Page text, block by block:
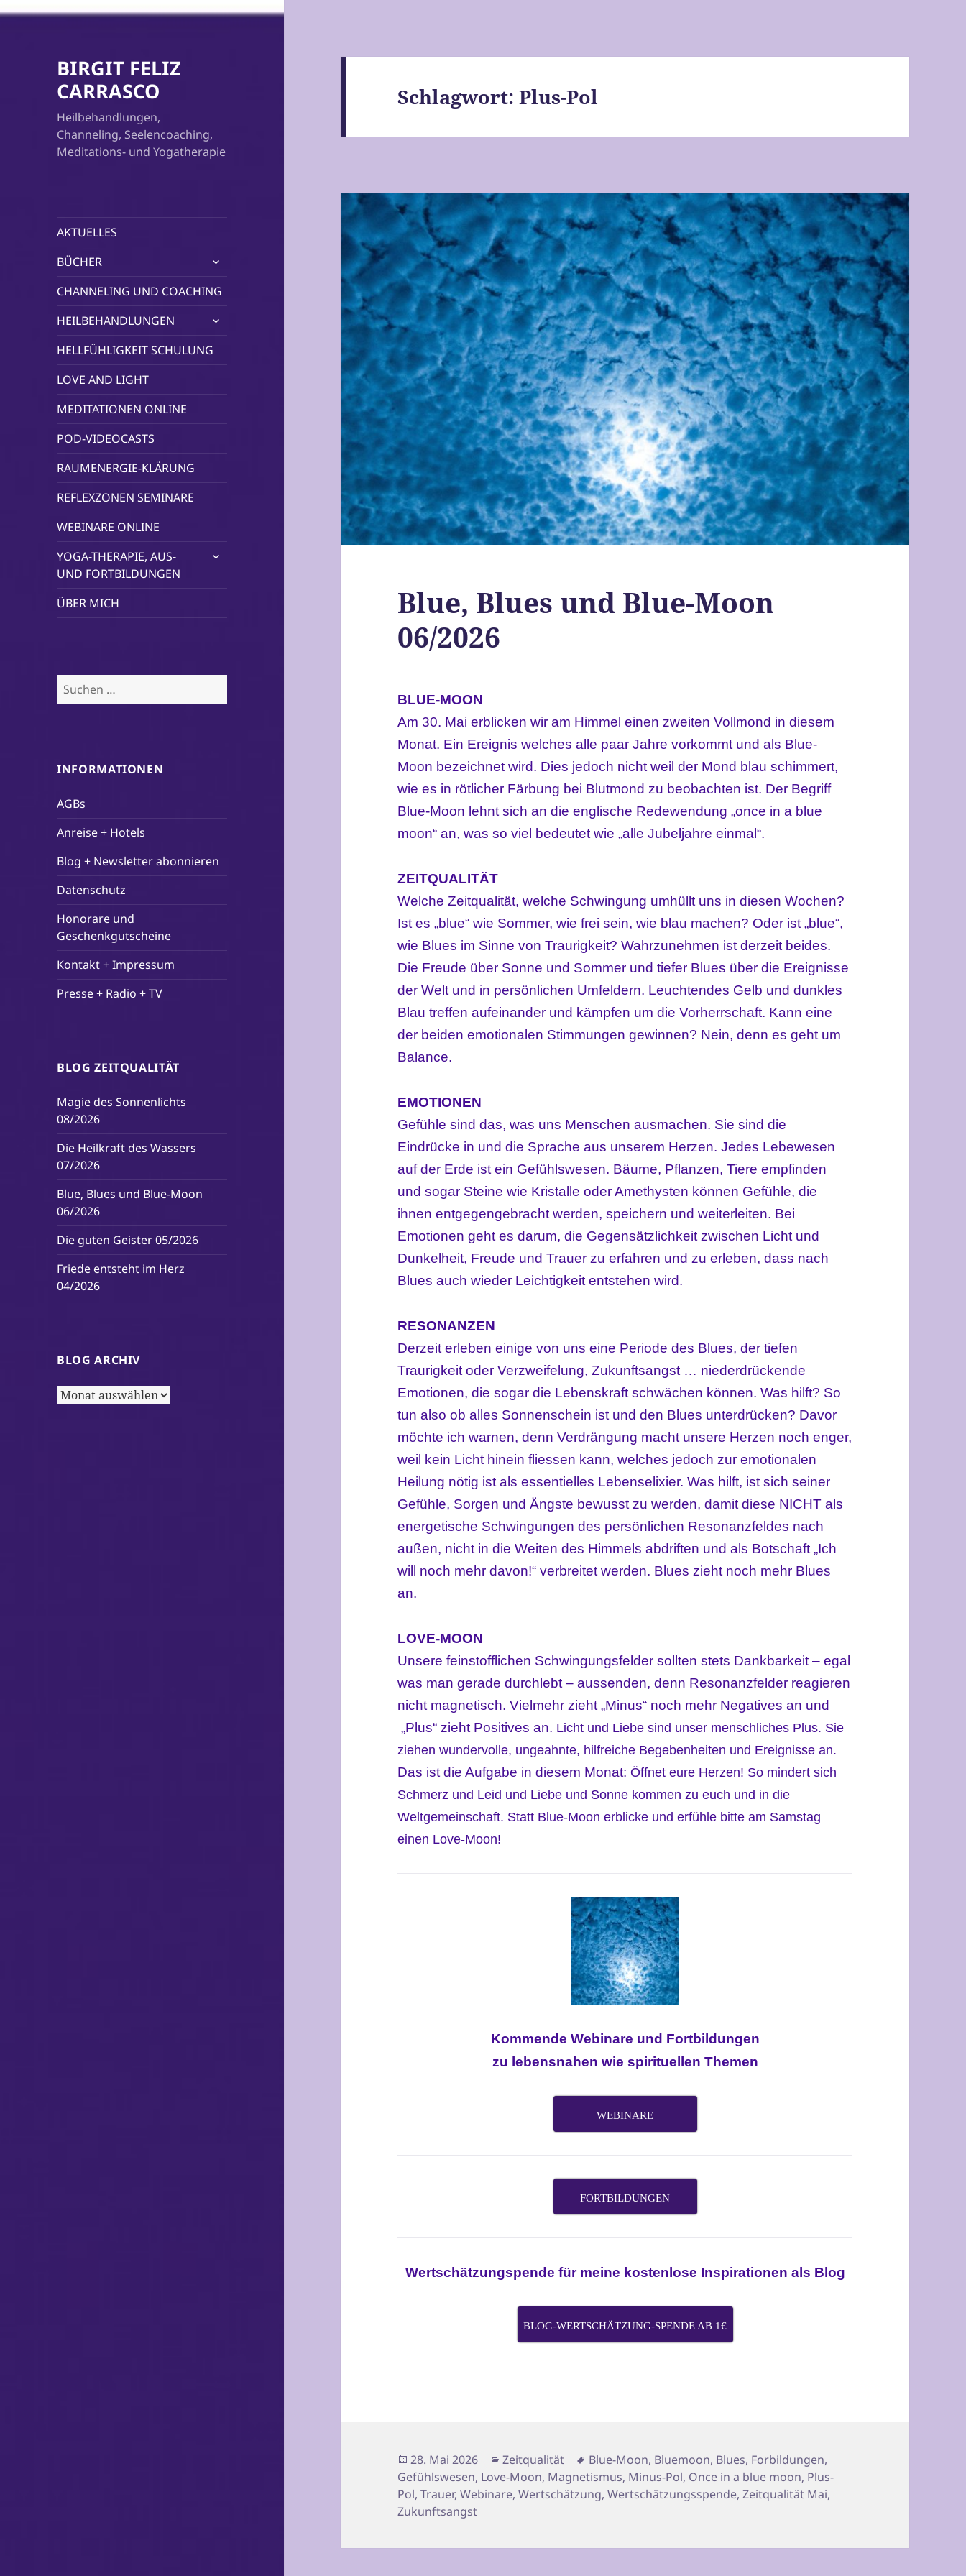
BIRGIT FELIZ
CARRASCO
Heilbehandlungen,
Channeling, Seelencoaching,
Meditations- und Yogatherapie
AKTUELLES
BÜCHER
untermenü
öffnen
CHANNELING UND COACHING
HEILBEHANDLUNGEN
untermenü
HELLFÜHLIGKEIT SCHULUNG
LOVE AND LIGHT
MEDITATIONEN ONLINE
POD-VIDEOCASTS
RAUMENERGIE-KLÄRUNG
REFLEXZONEN SEMINARE
WEBINARE ONLINE
YOGA-THERAPIE, AUS-
UND FORTBILDUNGEN
untermenü
ÜBER MICH
Suchen
nach:
INFORMATIONEN
AGBs
Anreise + Hotels
Blog + Newsletter abonnieren
Datenschutz
Honorare und
Geschenkgutscheine
Kontakt + Impressum
Presse + Radio + TV
BLOG ZEITQUALITÄT
Magie des Sonnenlichts
08/2026
Die Heilkraft des Wassers
07/2026
Blue, Blues und Blue-Moon
06/2026
Die guten Geister 05/2026
Friede entsteht im Herz
04/2026
BLOG ARCHIV
Blog
Schlagwort:Plus-Pol
Blue, Blues und Blue-Moon
06/2026
BLUE-MOON
Am 30. Mai erblicken wir am Himmel einen zweiten Vollmond in diesem
Monat. Ein Ereignis welches alle paar Jahre vorkommt und als Blue-
Moon bezeichnet wird. Dies jedoch nicht weil der Mond blau schimmert,
wie es in rötlicher Färbung bei Blutmond zu beobachten ist. Der Begriff
Blue-Moon lehnt sich an die englische Redewendung „once in a blue
moon“ an, was so viel bedeutet wie „alle Jubeljahre einmal“.
ZEITQUALITÄT
Welche Zeitqualität, welche Schwingung umhüllt uns in diesen Wochen?
Ist es „blue“ wie Sommer, wie frei sein, wie blau machen? Oder ist „blue“,
wie Blues im Sinne von Traurigkeit? Wahrzunehmen ist derzeit beides.
Die Freude über Sonne und Sommer und tiefer Blues über die Ereignisse
der Welt und in persönlichen Umfeldern. Leuchtendes Gelb und dunkles
Blau treffen aufeinander und kämpfen um die Vorherrschaft. Kann eine
der beiden emotionalen Stimmungen gewinnen? Nein, denn es geht um
Balance.
EMOTIONEN
Gefühle sind das, was uns Menschen ausmachen. Sie sind die
Eindrücke in und die Sprache aus unserem Herzen. Jedes Lebewesen
auf der Erde ist ein Gefühlswesen. Bäume, Pflanzen, Tiere empfinden
und sogar Steine wie Kristalle oder Amethysten können Gefühle, die
ihnen entgegengebracht werden, speichern und weiterleiten. Bei
Emotionen geht es darum, die Gegensätzlichkeit zwischen Licht und
Dunkelheit, Freude und Trauer zu erfahren und zu erleben, dass nach
Blues auch wieder Leichtigkeit entstehen wird.
RESONANZEN
Derzeit erleben einige von uns eine Periode des Blues, der tiefen
Traurigkeit oder Verzweifelung, Zukunftsangst … niederdrückende
Emotionen, die sogar die Lebenskraft schwächen können. Was hilft? So
tun also ob alles Sonnenschein ist und den Blues unterdrücken? Davor
möchte ich warnen, denn Verdrängung macht unsere Herzen noch enger,
weil kein Licht hinein fliessen kann, welches jedoch zur emotionalen
Heilung nötig ist als essentielles Lebenselixier. Was hilft, ist sich seiner
Gefühle, Sorgen und Ängste bewusst zu werden, damit diese NICHT als
energetische Schwingungen des persönlichen Resonanzfeldes nach
außen, nicht in die Weiten des Himmels abdriften und als Botschaft „Ich
will noch mehr davon!“ verbreitet werden. Blues zieht noch mehr Blues
an.
LOVE-MOON
Unsere feinstofflichen Schwingungsfelder sollten stets Dankbarkeit – egal
was man gerade durchlebt – aussenden, denn Resonanzfelder reagieren
nicht magnetisch. Vielmehr zieht „Minus“ noch mehr Negatives an und
„Plus“ zieht Positives an. Licht und Liebe sind unser menschliches Plus. Sie
ziehen wundervolle, ungeahnte, hilfreiche Begebenheiten und Ereignisse an.
Das ist die Aufgabe in diesem Monat:Öffnet eure Herzen! So mindert sich
Schmerz und Leid und Liebe und Sonne kommen zu euch und in die
Weltgemeinschaft. Statt Blue-Moon erblicke und erfühle bitte am Samstag
einen Love-Moon!
Kommende Webinare und Fortbildungen
zu lebensnahen wie spirituellen Themen
WEBINARE
FORTBILDUNGEN
Wertschätzungspende für meine kostenlose Inspirationen als Blog
BLOG-WERTSCHÄTZUNG-SPENDE AB 1€
Veröffentlicht
am
28. Mai 2026 Kategorien
Zeitqualität Schlagwörter
Blue-Moon, Bluemoon, Blues, Forbildungen,
Gefühlswesen, Love-Moon, Magnetismus, Minus-Pol, Once in a blue moon, Plus-
Pol,Trauer,Webinare,Wertschätzung,Wertschätzungsspende,Zeitqualität Mai,
Zukunftsangst